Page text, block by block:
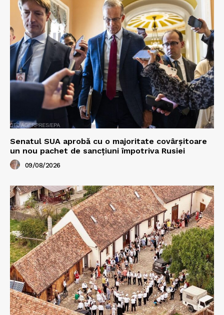
Senatul SUA aprobă cu o majoritate covârșitoare
un nou pachet de sancțiuni împotriva Rusiei
09/08/2026